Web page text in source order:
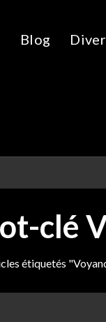
Blog
clé
étiquetés